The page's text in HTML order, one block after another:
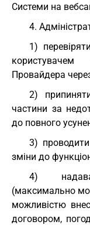
Системи на
4.
1)
Провайдера
2)
частини за
до повного
3)
зміни до
4)
(максимально
можливістю
договором,